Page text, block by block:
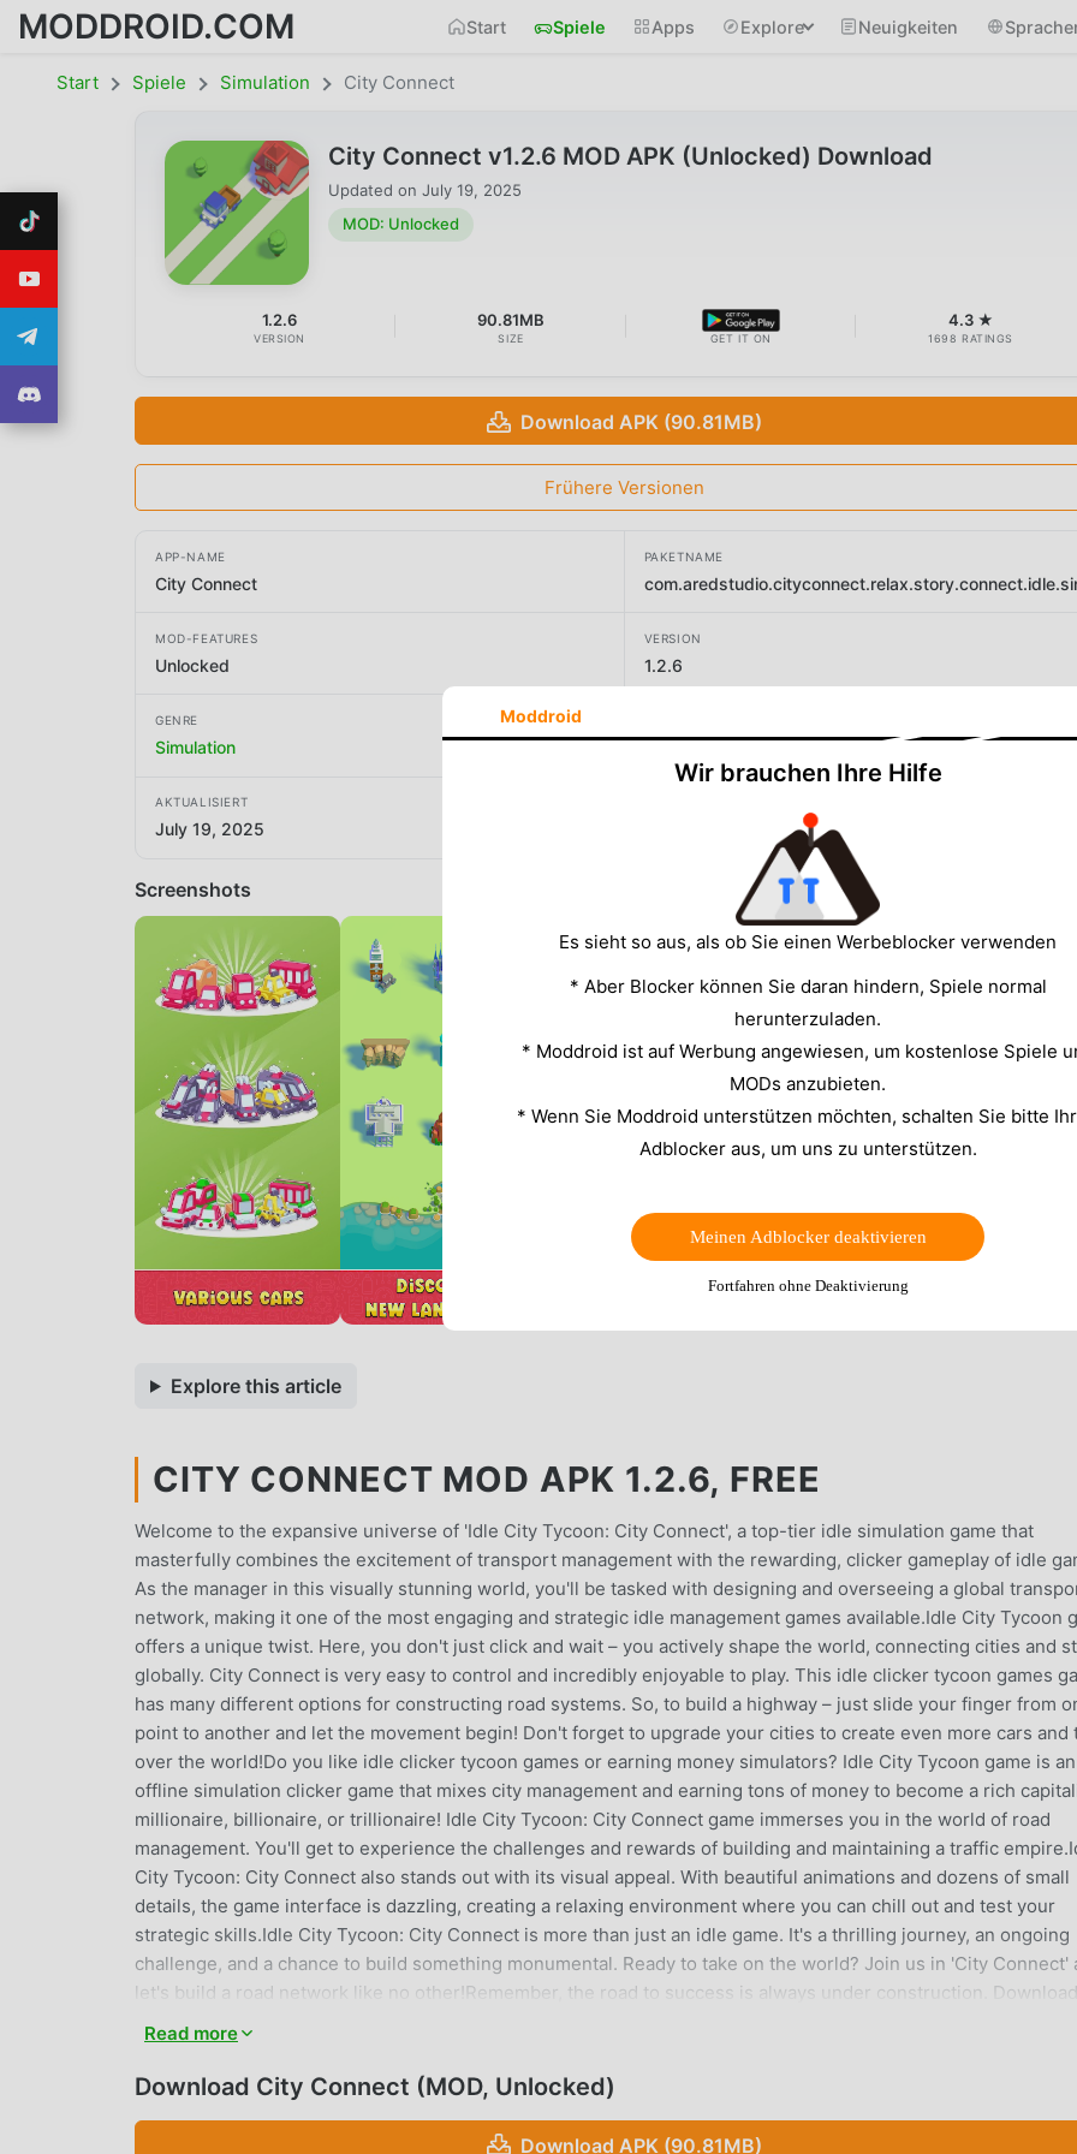
MODDROID.COM Start Spiele Apps Explore Neuigkeiten
Start Spiele Simulation City Connect
City Connect v1.2.6 MOD APK (Unlocked) Download
Updated on July 19, 2025
MOD: Unlocked
1.2.6
VERSION
90.81MB
SIZE GET IT ON
4.3 ★
1698 RATINGS
Download APK (90.81MB)
Frühere Versionen
APP-NAME
City Connect
PAKETNAME
MOD-FEATURES
Unlocked
VERSION
1.2.6
GENRE
Simulation TRBO FAST TOOLS INC.
AKTUALISIERT
July 19, 2025
Screenshots
Explore this article
CITY CONNECT MOD APK 1.2.6, FREE
Welcome to the expansive universe of 'Idle City Tycoon: City Connect', a top-tier idle simulation game that
masterfully combines the excitement of transport management with the rewarding, clicker gameplay of idle
As the manager in this visually stunning world, you'll be tasked with designing and overseeing a global
network, making it one of the most engaging and strategic idle management games available.Idle City Tycoon
offers a unique twist. Here, you don't just click and wait – you actively shape the world, connecting cities and
globally. City Connect is very easy to control and incredibly enjoyable to play. This idle clicker tycoon games
has many different options for constructing road systems. So, to build a highway – just slide your finger from
point to another and let the movement begin! Don't forget to upgrade your cities to create even more cars and
over the world!Do you like idle clicker tycoon games or earning money simulators? Idle City Tycoon game is an
offline simulation clicker game that mixes city management and earning tons of money to become a rich
millionaire, billionaire, or trillionaire! Idle City Tycoon: City Connect game immerses you in the world of road
management. You'll get to experience the challenges and rewards of building and maintaining a traffic
City Tycoon: City Connect also stands out with its visual appeal. With beautiful animations and dozens of small
details, the game interface is dazzling, creating a relaxing environment where you can chill out and test your
strategic skills.Idle City Tycoon: City Connect is more than just an idle game. It's a thrilling journey, an ongoing
challenge, and a chance to build something monumental. Ready to take on the world? Join us in 'City Connect'
let's build a road network like no other!Remember, the road to success is always under construction. Download
SIMULATOR: MAKE MORE MONEY ★ Expand your connection to make more idle cash income: No need to tap
in an online clicker simulator! Enjoy this addicting tycoon simulation game and level up!★ Get idle money and
money & gold: Stay in business when you're offline!★ Build up your idle empire simulation in Idle City Tycoon!
more endless clicking that you experience in other clicker money games and offline adventure simulation
Read more
Download City Connect (MOD, Unlocked)
Download APK (90.81MB)
Moddroid
Wir brauchen Ihre Hilfe
Es sieht so aus, als ob Sie einen Werbeblocker verwenden
* Aber Blocker können Sie daran hindern, Spiele normal
herunterzuladen.
* Moddroid ist auf Werbung angewiesen, um kostenlose Spiele
MODs anzubieten.
* Wenn Sie Moddroid unterstützen möchten, schalten Sie bitte
Adblocker aus, um uns zu unterstützen.
Meinen Adblocker deaktivieren
Fortfahren ohne Deaktivierung